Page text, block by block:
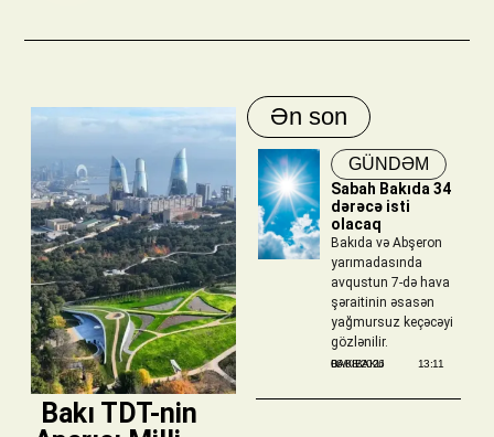
​ Bakı TDT-nin
Ən son
GÜNDƏM
Sabah Bakıda 34
dərəcə isti
olacaq
Bakıda və Abşeron
yarımadasında
avqustun 7-də hava
şəraitinin əsasən
yağmursuz keçəcəyi
gözlənilir.
BAKIBAKU
06/08/2026 13:11